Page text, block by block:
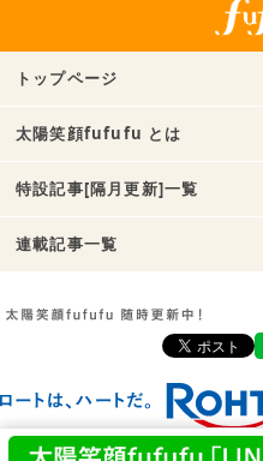
トップページ
太陽笑顔fufufu とは
特設記事[隔月更新]一覧
連載記事一覧